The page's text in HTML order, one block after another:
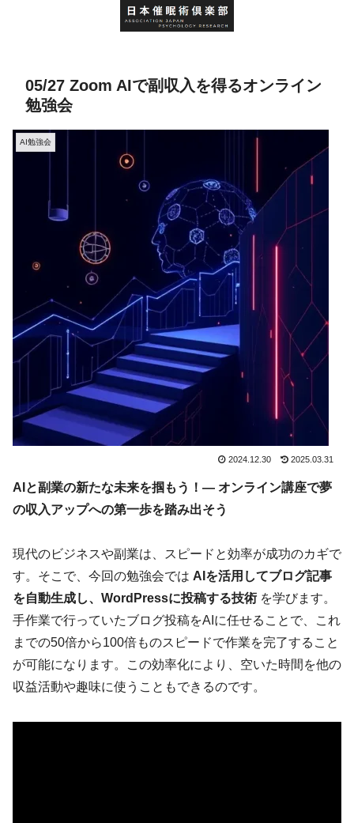
05/27 Zoom AIで副収入を得るオンライン
勉強会
AI勉強会
2024.12.30 2025.03.31
AIと副業の新たな未来を掴もう！― オンライン講座で夢
の収入アップへの第一歩を踏み出そう
現代のビジネスや副業は、スピードと効率が成功のカギで
す。そこで、今回の勉強会では AIを活用してブログ記事
を自動生成し、WordPressに投稿する技術 を学びます。
手作業で行っていたブログ投稿をAIに任せることで、これ
までの50倍から100倍ものスピードで作業を完了すること
が可能になります。この効率化により、空いた時間を他の
収益活動や趣味に使うこともできるのです。